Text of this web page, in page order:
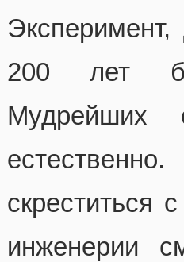
200 лет
Мудрейших
скреститься
инженерии